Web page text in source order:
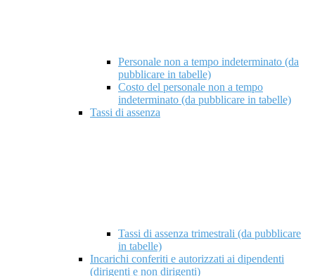
Personale non a tempo indeterminato (da
pubblicare in tabelle)
Costo del personale non a tempo
indeterminato (da pubblicare in tabelle)
Tassi di assenza
Tassi di assenza trimestrali (da pubblicare
in tabelle)
Incarichi conferiti e autorizzati ai dipendenti
(dirigenti e non dirigenti)